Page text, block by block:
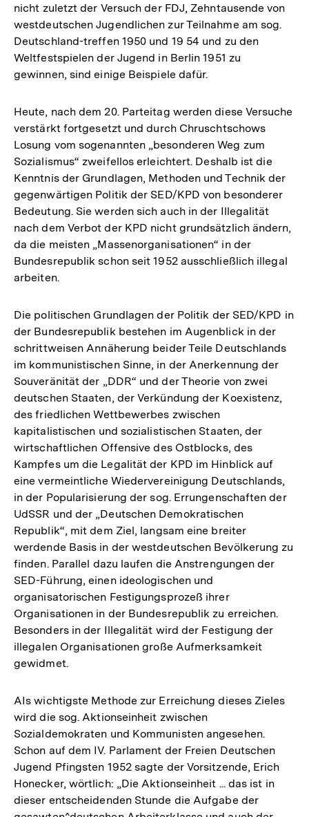
nicht zuletzt der Versuch der FDJ, Zehntausende von
westdeutschen Jugendlichen zur Teilnahme am sog.
Deutschland-treffen 1950 und 19 54 und zu den
Weltfestspielen der Jugend in Berlin 1951 zu
gewinnen, sind einige Beispiele dafür.
Heute, nach dem 20. Parteitag werden diese Versuche
verstärkt fortgesetzt und durch Chruschtschows
Losung vom sogenannten „besonderen Weg zum
Sozialismus“ zweifellos erleichtert. Deshalb ist die
Kenntnis der Grundlagen, Methoden und Technik der
gegenwärtigen Politik der SED/KPD von besonderer
Bedeutung. Sie werden sich auch in der Illegalität
nach dem Verbot der KPD nicht grundsätzlich ändern,
da die meisten „Massenorganisationen“ in der
Bundesrepublik schon seit 1952 ausschließlich illegal
arbeiten.
Die politischen Grundlagen der Politik der SED/KPD in
der Bundesrepublik bestehen im Augenblick in der
schrittweisen Annäherung beider Teile Deutschlands
im kommunistischen Sinne, in der Anerkennung der
Souveränität der „DDR“ und der Theorie von zwei
deutschen Staaten, der Verkündung der Koexistenz,
des friedlichen Wettbewerbes zwischen
kapitalistischen und sozialistischen Staaten, der
wirtschaftlichen Offensive des Ostblocks, des
Kampfes um die Legalität der KPD im Hinblick auf
eine vermeintliche Wiedervereinigung Deutschlands,
in der Popularisierung der sog. Errungenschaften der
UdSSR und der „Deutschen Demokratischen
Republik“, mit dem Ziel, langsam eine breiter
werdende Basis in der westdeutschen Bevölkerung zu
finden. Parallel dazu laufen die Anstrengungen der
SED-Führung, einen ideologischen und
organisatorischen Festigungsprozeß ihrer
Organisationen in der Bundesrepublik zu erreichen.
Besonders in der Illegalität wird der Festigung der
illegalen Organisationen große Aufmerksamkeit
gewidmet.
AIs wichtigste Methode zur Erreichung dieses Zieles
wird die sog. Aktionseinheit zwischen
Sozialdemokraten und Kommunisten angesehen.
Schon auf dem IV. Parlament der Freien Deutschen
Jugend Pfingsten 1952 sagte der Vorsitzende, Erich
Honecker, wörtlich: „Die Aktionseinheit ... das ist in
dieser entscheidenden Stunde die Aufgabe der